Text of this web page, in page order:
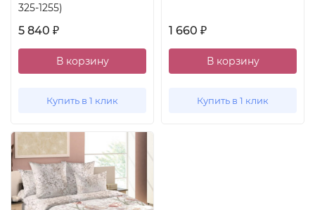
325-1255)
5 840 ₽
В корзину
Купить в 1 клик
1 660 ₽
В корзину
Купить в 1 клик